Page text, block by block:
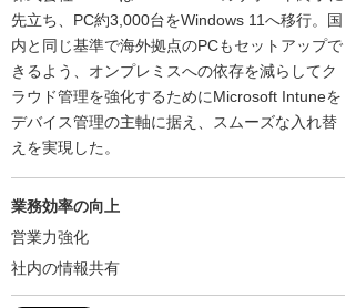
先立ち、PC約3,000台をWindows 11へ移行。国
内と同じ基準で海外拠点のPCもセットアップで
きるよう、オンプレミスへの依存を減らしてク
ラウド管理を強化するためにMicrosoft Intuneを
デバイス管理の主軸に据え、スムーズな入れ替
えを実現した。
業務効率の向上
営業力強化
社内の情報共有